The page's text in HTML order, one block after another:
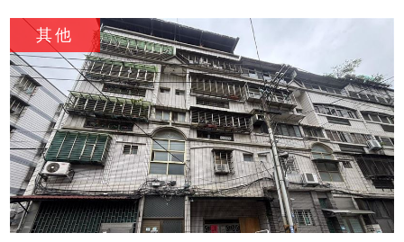
避免過度槓桿，並預期年底六都選舉後，市場有
望重拾動能，展開新一波多頭行情，投資人應利
用震盪格局採取分批布局策略，從容迎接後市。
其他